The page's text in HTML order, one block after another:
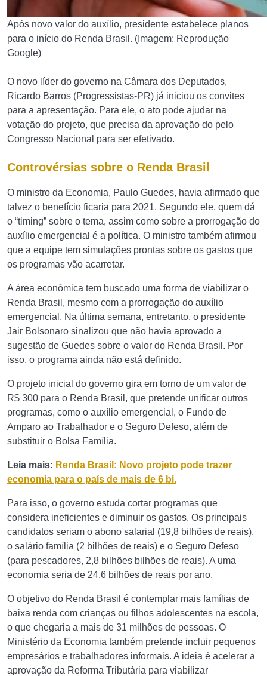
Após novo valor do auxílio, presidente estabelece planos
para o início do Renda Brasil. (Imagem: Reprodução
Google)
O novo líder do governo na Câmara dos Deputados,
Ricardo Barros (Progressistas-PR) já iniciou os convites
para a apresentação. Para ele, o ato pode ajudar na
votação do projeto, que precisa da aprovação do pelo
Congresso Nacional para ser efetivado.
Controvérsias sobre o Renda Brasil
O ministro da Economia, Paulo Guedes, havia afirmado que
talvez o benefício ficaria para 2021. Segundo ele, quem dá
o “timing” sobre o tema, assim como sobre a prorrogação do
auxílio emergencial é a política. O ministro também afirmou
que a equipe tem simulações prontas sobre os gastos que
os programas vão acarretar.
A área econômica tem buscado uma forma de viabilizar o
Renda Brasil, mesmo com a prorrogação do auxílio
emergencial. Na última semana, entretanto, o presidente
Jair Bolsonaro sinalizou que não havia aprovado a
sugestão de Guedes sobre o valor do Renda Brasil. Por
isso, o programa ainda não está definido.
O projeto inicial do governo gira em torno de um valor de
R$ 300 para o Renda Brasil, que pretende unificar outros
programas, como o auxílio emergencial, o Fundo de
Amparo ao Trabalhador e o Seguro Defeso, além de
substituir o Bolsa Família.
Leia mais: Renda Brasil: Novo projeto pode trazer
economia para o país de mais de 6 bi.
Para isso, o governo estuda cortar programas que
considera ineficientes e diminuir os gastos. Os principais
candidatos seriam o abono salarial (19,8 bilhões de reais),
o salário família (2 bilhões de reais) e o Seguro Defeso
(para pescadores, 2,8 bilhões bilhões de reais). A uma
economia seria de 24,6 bilhões de reais por ano.
O objetivo do Renda Brasil é contemplar mais famílias de
baixa renda com crianças ou filhos adolescentes na escola,
o que chegaria a mais de 31 milhões de pessoas. O
Ministério da Economia também pretende incluir pequenos
empresários e trabalhadores informais. A ideia é acelerar a
aprovação da Reforma Tributária para viabilizar